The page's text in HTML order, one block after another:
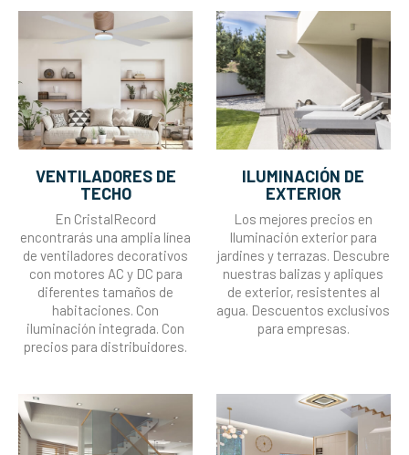
VENTILADORES DE
TECHO
En CristalRecord
encontrarás una amplia línea
de ventiladores decorativos
con motores AC y DC para
diferentes tamaños de
habitaciones. Con
iluminación integrada. Con
precios para distribuidores.
ILUMINACIÓN DE
EXTERIOR
Los mejores precios en
Iluminación exterior para
jardines y terrazas. Descubre
nuestras balizas y apliques
de exterior, resistentes al
agua. Descuentos exclusivos
para empresas.